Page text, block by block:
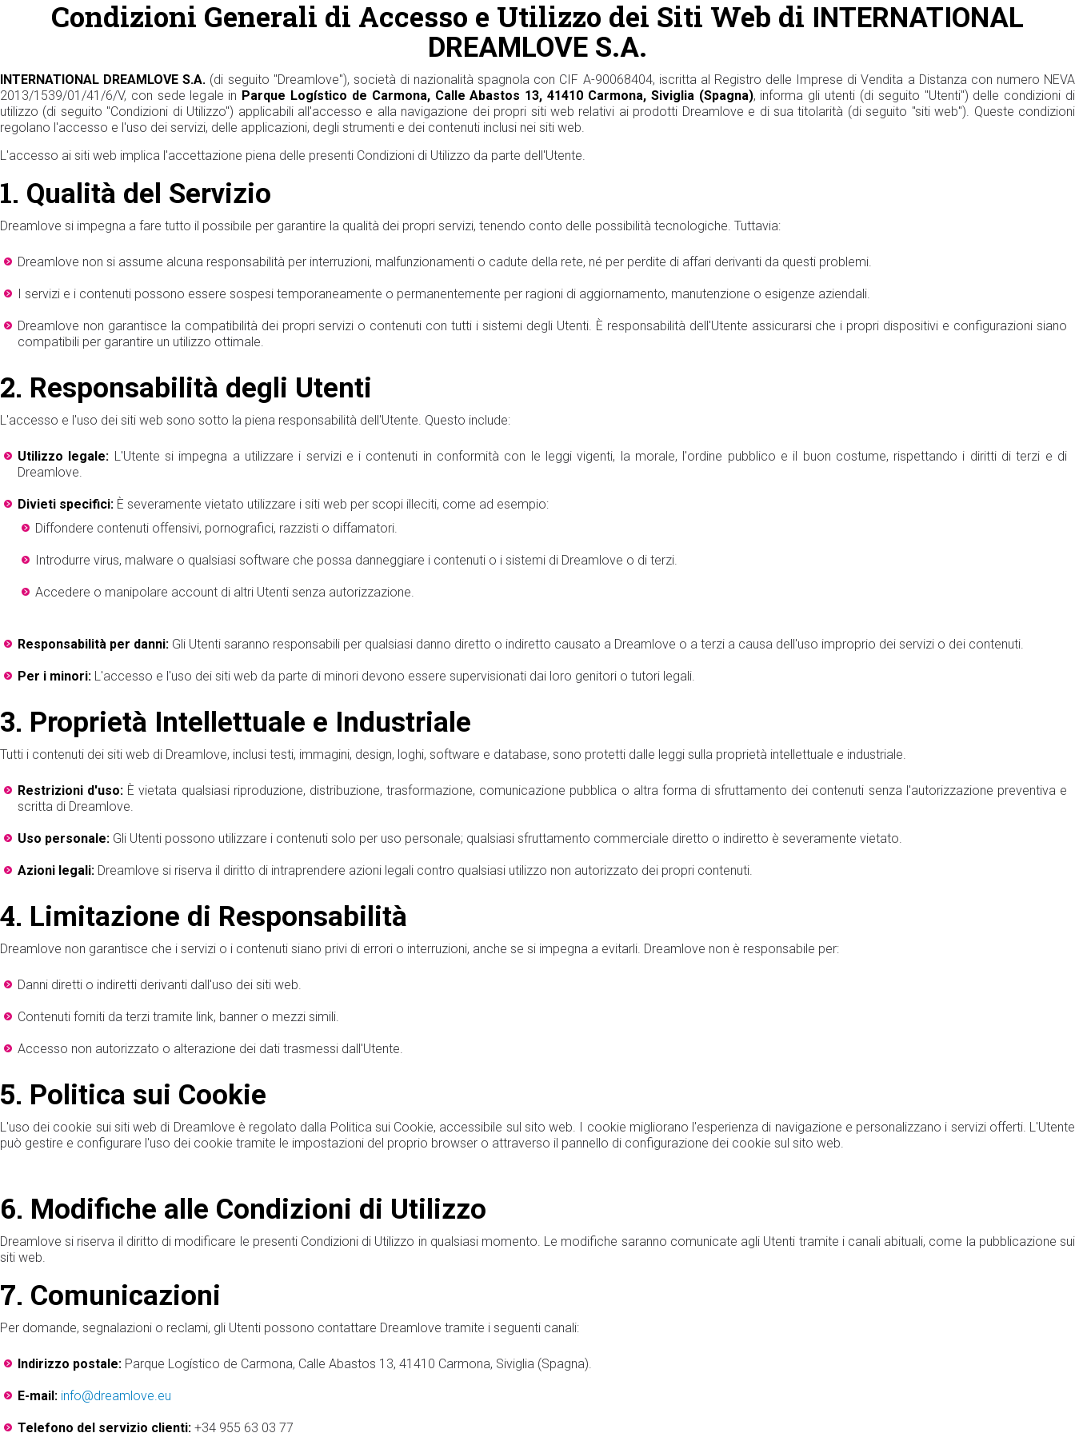
Condizioni Generali di Accesso e Utilizzo dei Siti Web di INTERNATIONAL
DREAMLOVE S.A.
INTERNATIONAL DREAMLOVE S.A. (di seguito "Dreamlove"), società di nazionalità spagnola con CIF A-90068404, iscritta al Registro delle Imprese di Vendita a Distanza con numero NEVA
2013/1539/01/41/6/V, con sede legale in Parque Logístico de Carmona, Calle Abastos 13, 41410 Carmona, Siviglia (Spagna), informa gli utenti (di seguito "Utenti") delle condizioni di
utilizzo (di seguito "Condizioni di Utilizzo") applicabili all'accesso e alla navigazione dei propri siti web relativi ai prodotti Dreamlove e di sua titolarità (di seguito "siti web"). Queste condizioni
regolano l'accesso e l'uso dei servizi, delle applicazioni, degli strumenti e dei contenuti inclusi nei siti web.
L'accesso ai siti web implica l'accettazione piena delle presenti Condizioni di Utilizzo da parte dell'Utente.
1. Qualità del Servizio
Dreamlove si impegna a fare tutto il possibile per garantire la qualità dei propri servizi, tenendo conto delle possibilità tecnologiche. Tuttavia:
Dreamlove non si assume alcuna responsabilità per interruzioni, malfunzionamenti o cadute della rete, né per perdite di affari derivanti da questi problemi.
I servizi e i contenuti possono essere sospesi temporaneamente o permanentemente per ragioni di aggiornamento, manutenzione o esigenze aziendali.
Dreamlove non garantisce la compatibilità dei propri servizi o contenuti con tutti i sistemi degli Utenti. È responsabilità dell'Utente assicurarsi che i propri dispositivi e configurazioni siano
compatibili per garantire un utilizzo ottimale.
2. Responsabilità degli Utenti
L'accesso e l'uso dei siti web sono sotto la piena responsabilità dell'Utente. Questo include:
Utilizzo legale: L'Utente si impegna a utilizzare i servizi e i contenuti in conformità con le leggi vigenti, la morale, l'ordine pubblico e il buon costume, rispettando i diritti di terzi e di
Dreamlove.
Divieti specifici: È severamente vietato utilizzare i siti web per scopi illeciti, come ad esempio:
Diffondere contenuti offensivi, pornografici, razzisti o diffamatori.
Introdurre virus, malware o qualsiasi software che possa danneggiare i contenuti o i sistemi di Dreamlove o di terzi.
Accedere o manipolare account di altri Utenti senza autorizzazione.
Responsabilità per danni: Gli Utenti saranno responsabili per qualsiasi danno diretto o indiretto causato a Dreamlove o a terzi a causa dell'uso improprio dei servizi o dei contenuti.
Per i minori: L'accesso e l'uso dei siti web da parte di minori devono essere supervisionati dai loro genitori o tutori legali.
3. Proprietà Intellettuale e Industriale
Tutti i contenuti dei siti web di Dreamlove, inclusi testi, immagini, design, loghi, software e database, sono protetti dalle leggi sulla proprietà intellettuale e industriale.
Restrizioni d'uso: È vietata qualsiasi riproduzione, distribuzione, trasformazione, comunicazione pubblica o altra forma di sfruttamento dei contenuti senza l'autorizzazione preventiva e
scritta di Dreamlove.
Uso personale: Gli Utenti possono utilizzare i contenuti solo per uso personale; qualsiasi sfruttamento commerciale diretto o indiretto è severamente vietato.
Azioni legali: Dreamlove si riserva il diritto di intraprendere azioni legali contro qualsiasi utilizzo non autorizzato dei propri contenuti.
4. Limitazione di Responsabilità
Dreamlove non garantisce che i servizi o i contenuti siano privi di errori o interruzioni, anche se si impegna a evitarli. Dreamlove non è responsabile per:
Danni diretti o indiretti derivanti dall'uso dei siti web.
Contenuti forniti da terzi tramite link, banner o mezzi simili.
Accesso non autorizzato o alterazione dei dati trasmessi dall'Utente.
5. Politica sui Cookie
L'uso dei cookie sui siti web di Dreamlove è regolato dalla Politica sui Cookie, accessibile sul sito web. I cookie migliorano l'esperienza di navigazione e personalizzano i servizi offerti. L'Utente
può gestire e configurare l'uso dei cookie tramite le impostazioni del proprio browser o attraverso il pannello di configurazione dei cookie sul sito web.
6. Modifiche alle Condizioni di Utilizzo
Dreamlove si riserva il diritto di modificare le presenti Condizioni di Utilizzo in qualsiasi momento. Le modifiche saranno comunicate agli Utenti tramite i canali abituali, come la pubblicazione sui
siti web.
7. Comunicazioni
Per domande, segnalazioni o reclami, gli Utenti possono contattare Dreamlove tramite i seguenti canali:
Indirizzo postale: Parque Logístico de Carmona, Calle Abastos 13, 41410 Carmona, Siviglia (Spagna).
E-mail: info@dreamlove.eu
Telefono del servizio clienti: +34 955 63 03 77